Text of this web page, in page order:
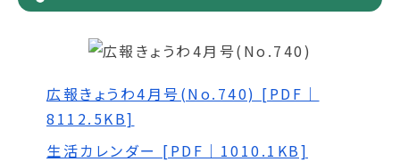
広報きょうわ4月号(No.740) [PDF｜
8112.5KB]
生活カレンダー [PDF｜1010.1KB]